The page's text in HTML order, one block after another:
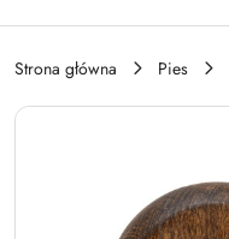
Strona główna Pies